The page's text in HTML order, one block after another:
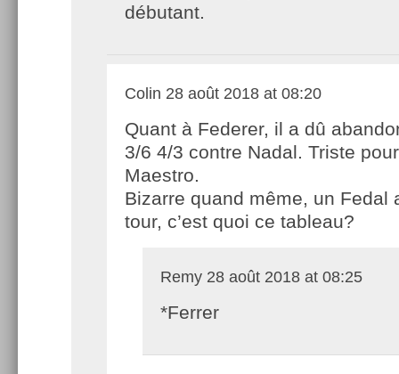
débutant.
Colin 28 août 2018 at 08:20
Quant à Federer, il a dû
3/6 4/3 contre Nadal. Triste
Maestro.
Bizarre quand même, un Fedal
tour, c’est quoi ce tableau?
Remy 28 août 2018 at 08:25
*Ferrer